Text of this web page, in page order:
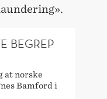
BEGREP
at norske
Bamford i